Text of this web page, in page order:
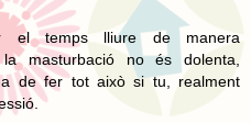
el temps lliure de manera
masturbació no és dolenta,
de fer tot això si tu, realment